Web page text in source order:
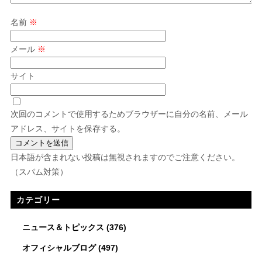
名前 ※
メール ※
サイト
次回のコメントで使用するためブラウザーに自分の名前、メール
アドレス、サイトを保存する。
日本語が含まれない投稿は無視されますのでご注意ください。
（スパム対策）
カテゴリー
ニュース＆トピックス (376)
オフィシャルブログ(497)